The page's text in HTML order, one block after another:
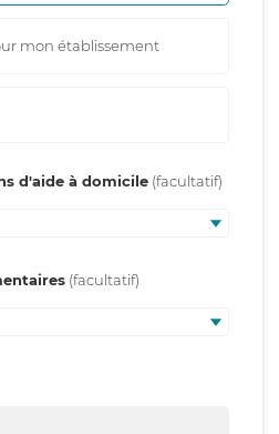
mon établissement
d'aide à domicile